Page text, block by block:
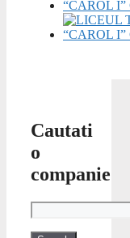
Cautati
o
companie